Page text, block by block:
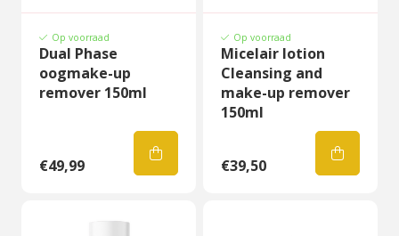
Op voorraad
Dual Phase
oogmake-up
remover 150ml
€49,99
Op voorraad
Micelair lotion
Cleansing and
make-up remover
150ml
€39,50